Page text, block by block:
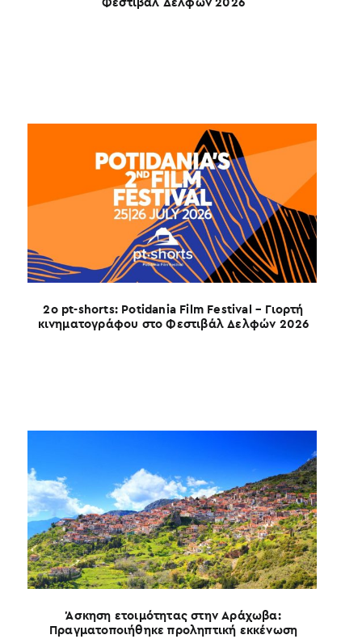
2ο pt-shorts: Potidania Film Festival – Γιορτή
κινηματογράφου στο Φεστιβάλ Δελφών 2026
Άσκηση ετοιμότητας στην Αράχωβα:
Πραγματοποιήθηκε προληπτική εκκένωση